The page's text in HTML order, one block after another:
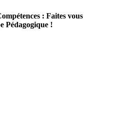
: Faites vous
Pédagogique !